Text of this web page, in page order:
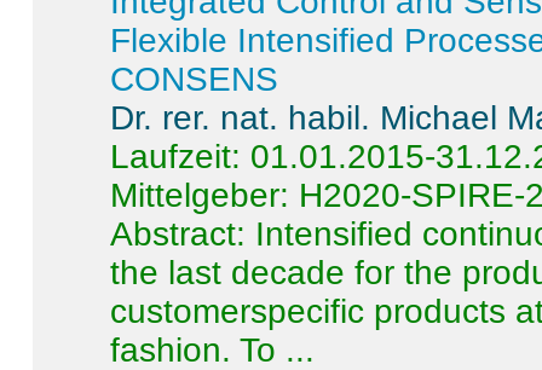
Flexible Intensified
CONSENS
Dr. rer. nat. habil. Michael
Laufzeit: 01.01.2015-
Mittelgeber: H2020-SPIRE-
Abstract: Intensified
the last decade for the
customerspecific products
fashion. To ...